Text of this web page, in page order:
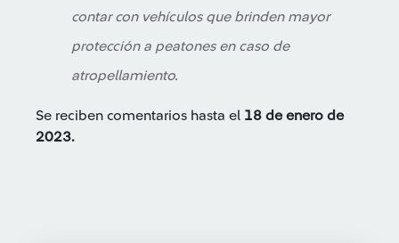
contar con vehículos que brinden mayor
protección a peatones en caso de
atropellamiento.
Se reciben comentarios hasta el 18 de enero de
2023.